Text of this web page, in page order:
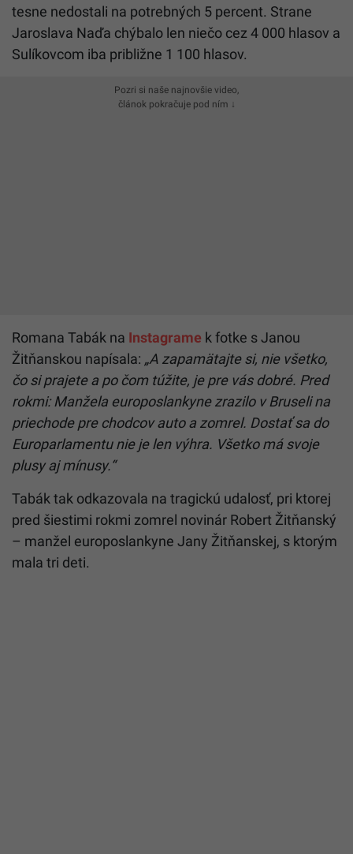
tesne nedostali na potrebných 5 percent. Strane
Jaroslava Naďa chýbalo len niečo cez 4 000 hlasov a
Sulíkovcom iba približne 1 100 hlasov.
Pozri si naše najnovšie video,
článok pokračuje pod ním ↓
Romana Tabák na Instagrame k fotke s Janou
Žitňanskou napísala: „A zapamätajte si, nie všetko,
čo si prajete a po čom túžite, je pre vás dobré. Pred
rokmi: Manžela europoslankyne zrazilo v Bruseli na
priechode pre chodcov auto a zomrel. Dostať sa do
Europarlamentu nie je len výhra. Všetko má svoje
plusy aj mínusy.“
Tabák tak odkazovala na tragickú udalosť, pri ktorej
pred šiestimi rokmi zomrel novinár Robert Žitňanský
– manžel europoslankyne Jany Žitňanskej, s ktorým
mala tri deti.